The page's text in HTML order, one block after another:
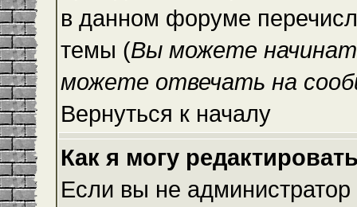
в данном форуме
темы (Вы можете
можете отвечать на
Вернуться к началу
Как я могу
Если вы не